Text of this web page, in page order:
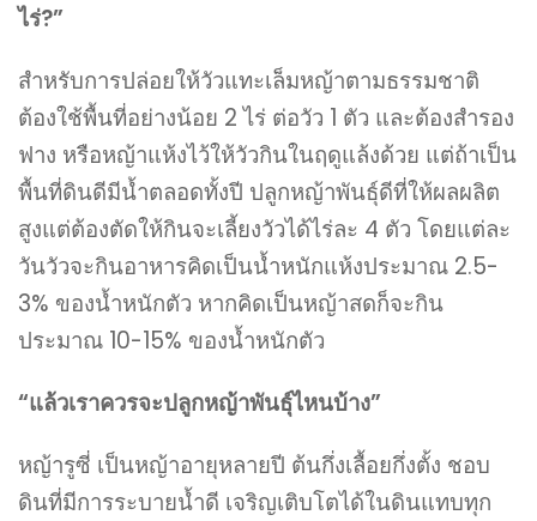
ไร่?”
สำหรับการปล่อยให้วัวแทะเล็มหญ้าตามธรรมชาติ
ต้องใช้พื้นที่อย่างน้อย 2 ไร่ ต่อวัว 1 ตัว และต้องสำรอง
ฟาง หรือหญ้าแห้งไว้ให้วัวกินในฤดูแล้งด้วย แต่ถ้าเป็น
พื้นที่ดินดีมีน้ำตลอดทั้งปี ปลูกหญ้าพันธุ์ดีที่ให้ผลผลิต
สูงแต่ต้องตัดให้กินจะเลี้ยงวัวได้ไร่ละ 4 ตัว โดยแต่ละ
วันวัวจะกินอาหารคิดเป็นน้ำหนักแห้งประมาณ 2.5-
3% ของน้ำหนักตัว หากคิดเป็นหญ้าสดก็จะกิน
ประมาณ 10-15% ของน้ำหนักตัว
“แล้วเราควรจะปลูกหญ้าพันธุ์ไหนบ้าง”
หญ้ารูซี่ เป็นหญ้าอายุหลายปี ต้นกึ่งเลื้อยกึ่งตั้ง ชอบ
ดินที่มีการระบายน้ำดี เจริญเติบโตได้ในดินแทบทุก